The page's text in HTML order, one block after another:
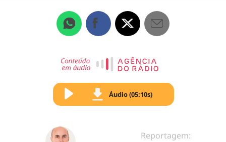
Áudio (05:10s)
Reportagem: